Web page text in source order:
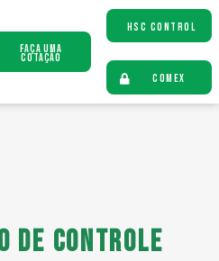
Faça uma
Cotação
HSC CONTROL
COMEX
de Controle